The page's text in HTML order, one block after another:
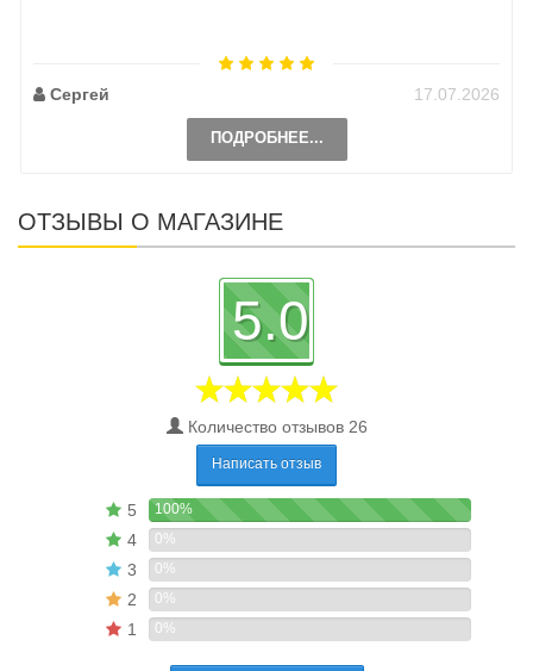
Сергей 17.07.2026
ПОДРОБНЕЕ...
ОТЗЫВЫ О МАГАЗИНЕ
5.0
Количество отзывов 26
Написать отзыв
5 100%
4 0%
3 0%
2 0%
1 0%